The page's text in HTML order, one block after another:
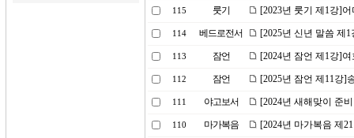
115 룻기 [2023년 룻기 제1강]
114 베드로전서 [2025년 신년 말씀 제
113 잠언 [2024년 잠언 제1강]
112 잠언 [2025년 잠언 제11강]
111 야고보서 [2024년 새해맞이 준
110 마가복음 [2024년 마가복음 제